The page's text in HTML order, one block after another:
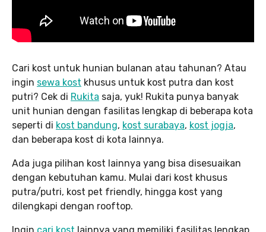
Cari kost untuk hunian bulanan atau tahunan? Atau
ingin sewa kost khusus untuk kost putra dan kost
putri? Cek di Rukita saja, yuk! Rukita punya banyak
unit hunian dengan fasilitas lengkap di beberapa kota
seperti di kost bandung, kost surabaya, kost jogja,
dan beberapa kost di kota lainnya.
Ada juga pilihan kost lainnya yang bisa disesuaikan
dengan kebutuhan kamu. Mulai dari kost khusus
putra/putri, kost pet friendly, hingga kost yang
dilengkapi dengan rooftop.